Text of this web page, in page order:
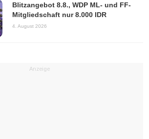
Blitzangebot 8.8., WDP ML- und FF-
Mitgliedschaft nur 8.000 IDR
4. August 2026
Anzeige